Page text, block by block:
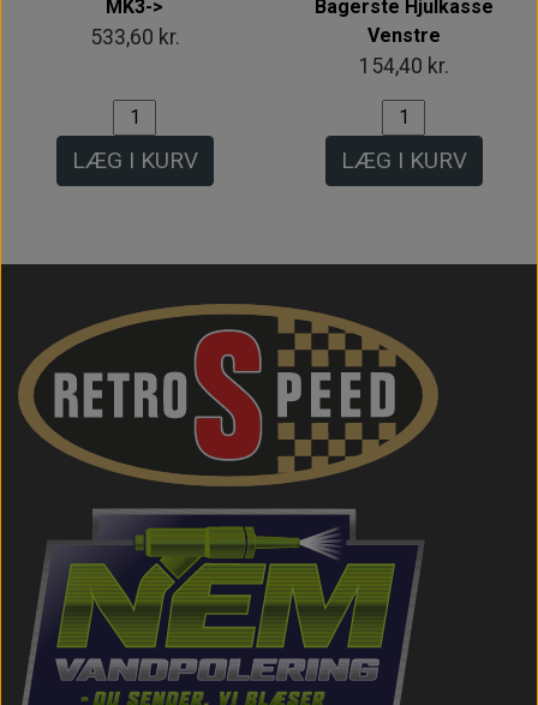
MK3->
533,60 kr.
LÆG I KURV
Bagerste Hjulkasse
Venstre
154,40 kr.
LÆG I KURV